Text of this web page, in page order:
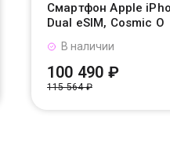
Смартфон Apple
Dual eSIM, Cosmic O
В наличии
100 490 ₽
115 564 ₽